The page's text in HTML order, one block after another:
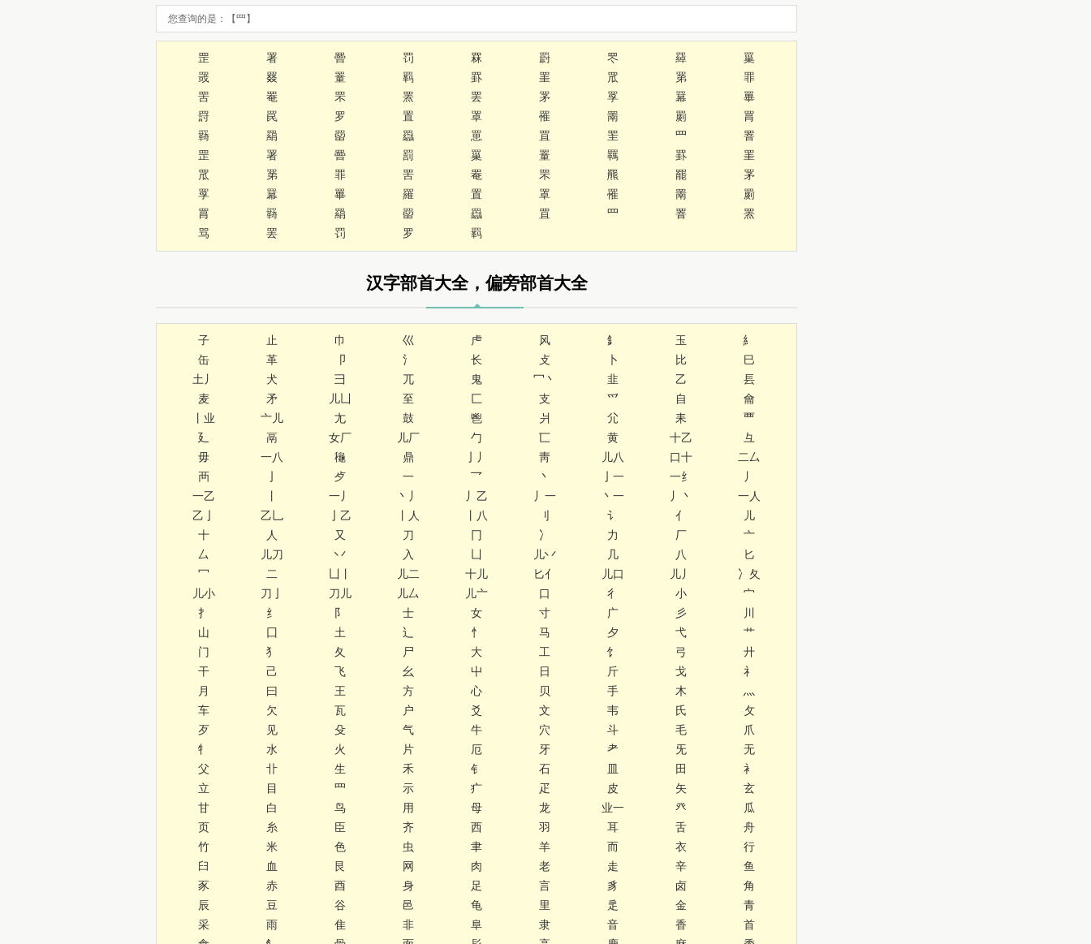
您查询的是：【罒】
罡 署 罾 罚 罧 罻 罖 羄
罺
罭
罬 罿 羁 罫 罣 罛 罤
罪
罟
罨 罘 罴 罢 罞 罦 羃
罼
罸
罠 罗 置 罩 罹 罱 罽
罥
羇
羂 罶 羉 罳 罝 罜 罒
罯
罡
署 罾 罰 罺 罿 羈 罫
罣
罛
罤 罪 罟 罨 罘 羆 罷
罞
罦
羃 罼 羅 置 罩 罹 罱
罽
罥
羇 羂 罶 羉 罝 罒 罯
罴
骂
罢 罚 罗 羁
汉字部首大全，偏旁部首大全
子 止 巾 巛 虍 风 釒 玉
糹
缶
革 卩 氵 长 攴 卜 比
巳
土丿
犬 彐 兀 鬼 冖丶 韭 乙
镸
麦
矛 儿凵 至 匚 支 爫 自
龠
丨业
亠儿 尢 鼓 鬯 爿 尣 耒
覀
廴
鬲 女厂 儿厂 勹 匸 黄 十乙
彑
毋
一八 龝 鼎 亅丿 靑 儿八 口十
二厶
襾
歺 一 乛 丶 亅一 一纟
丿
一乙
一丿 丶丿 丿乙 丿一 丶一 丿丶
一人
乙亅
乙乚 亅乙 丨人 丨八 刂 讠 亻
儿
十
人 又 刀 冂 冫 力 厂
亠
厶
儿刀 丷 入 儿丷 几 八
匕
冖
二 儿二 十儿 匕亻 儿口 儿丿
冫夂
儿小
刀亅 刀儿 儿厶 儿亠 口 彳 小
宀
扌
纟 阝 士 女 寸 广 彡
川
山
囗 土 辶 忄 马 夕 弋
艹
门
犭 夂 尸 大 工 饣 弓
廾
干
己 飞 幺 屮 日 斤 戈
礻
月
曰 王 方 心 贝 手 木
灬
车
欠 瓦 户 爻 文 韦 氏
攵
歹
见 殳 气 牛 穴 斗 毛
爪
牜
水 火 片 厄 牙 耂 旡
无
父
卝 生 禾 钅 石 皿 田
衤
立
目 罒 示 疒 疋 皮 矢
玄
甘
白 鸟 用 母 龙 业一 癶
瓜
页
糸 臣 齐 西 羽 耳 舌
舟
竹
米 色 虫 聿 羊 而 衣
行
臼
血 艮 网 肉 老 走 辛
鱼
豕
赤 酉 身 足 言 豸 卤
角
辰
豆 谷 邑 龟 里 辵 金
青
采
雨 隹 非 阜 隶 音 香
首